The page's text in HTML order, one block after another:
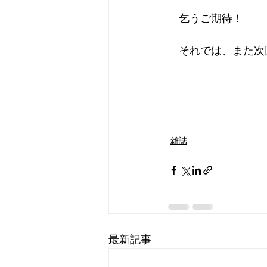
乞うご期待！
それでは、また次
雑誌
最新記事